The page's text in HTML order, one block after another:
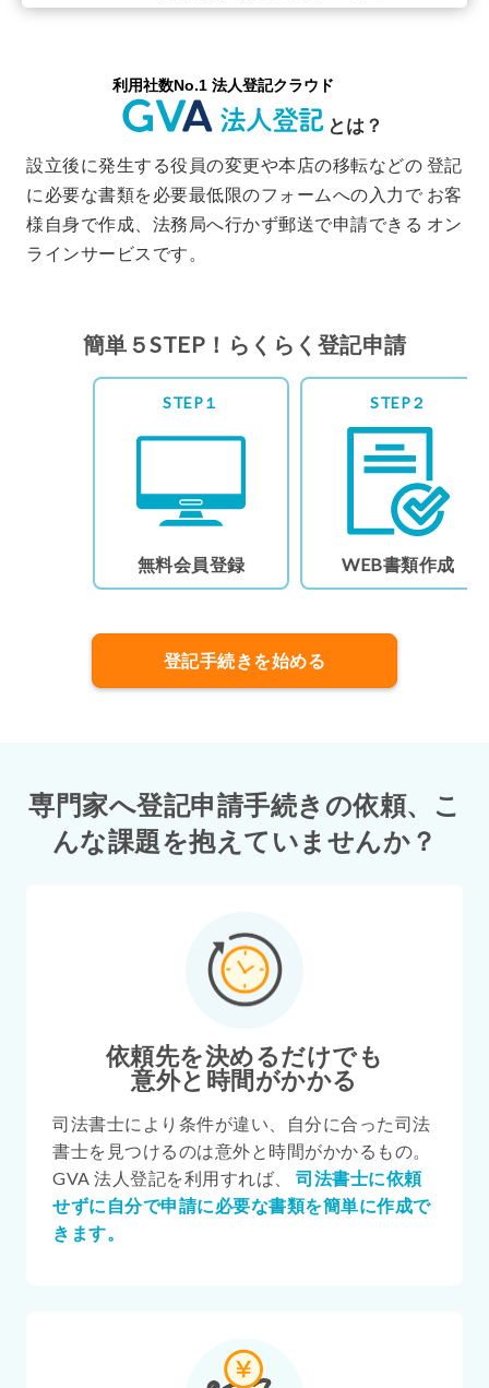
ン」につきまして、好評につき2月よ
2025.11.26
オプションにて「申請が受理された
ことを確認できる受領証交付」の対
2025.11.5
登録免許税の納付に利用できる収入印
紙の「購入手数料0%キャンペーン」
を開始しました
2025.6.17
一般社団法人の主たる事務所移転登
記 対応開始しました
一般社団法人の役員変更、役員の氏
名・住所変更登記 対応開始しました
置 対応開始しました
設立後に発生する役員の変更や本店の移転などの 登記
に必要な書類を必要最低限のフォームへの入力で お客
様自身で作成、法務局へ行かず郵送で申請できる オン
ラインサービスです。
簡単５STEP！らくらく登記申請
STEP１
無料会員登録
STEP２
WEB書類作成
登記手続きを始める
専門家へ登記申請手続きの依頼、
こ
んな課題を抱えていませんか？
依頼先を決めるだけでも
意外と時間がかかる
司法書士により条件が違い、自分に合った司法
書士を見つけるのは意外と時間がかかるもの。
GVA 法人登記を利用すれば、 司法書士に依頼
せずに自分で申請に必要な書類を簡単に作成で
きます。